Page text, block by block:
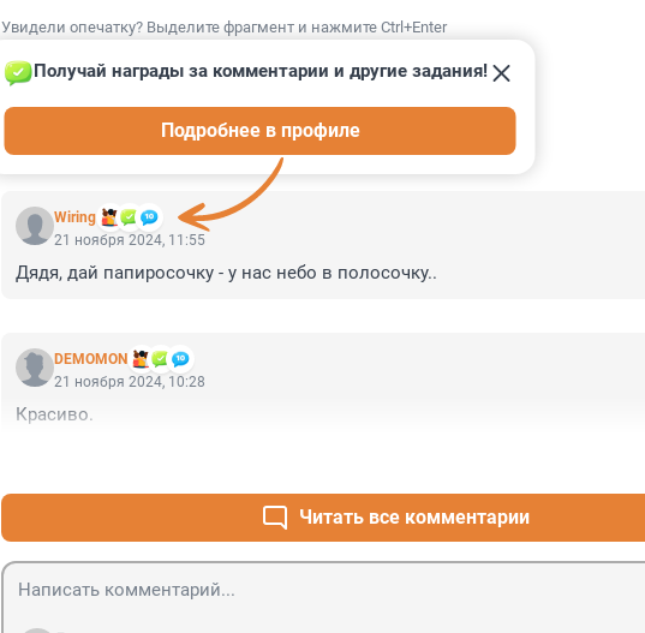
Увидели опечатку? Выделите фрагмент и нажмите Ctrl+Enter
КОММЕНТАРИИ 3
Wiring
Получай награды за комментарии и другие задания!
Подробнее в профиле
21 ноября 2024, 11:55
Дядя, дай папиросочку - у нас небо в полосочку..
DEMOMON
21 ноября 2024, 10:28
Красиво.
Читать все комментарии